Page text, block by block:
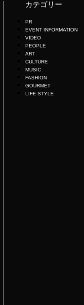
カテゴリー
PR
EVENT INFORMATION
VIDEO
PEOPLE
ART
CULTURE
MUSIC
FASHION
GOURMET
LIFE STYLE